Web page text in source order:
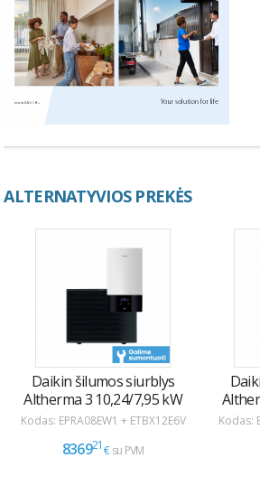
ALTERNATYVIOS PREKĖS